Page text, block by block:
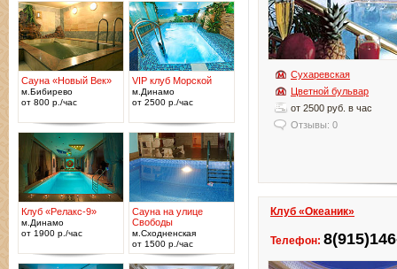
Сухаревская
Цветной бульвар
от 2500 руб. в час
Отзывы: 0
Клуб «Океаник»
Телефон:
Сауна «Новый Век»
м.Бибирево
от 800 р./час
VIP клуб Морской
м.Динамо
от 2500 р./час
Клуб «Релакс-9»
м.Динамо
от 1900 р./час
Сауна на улице
Свободы
м.Сходненская
от 1500 р./час